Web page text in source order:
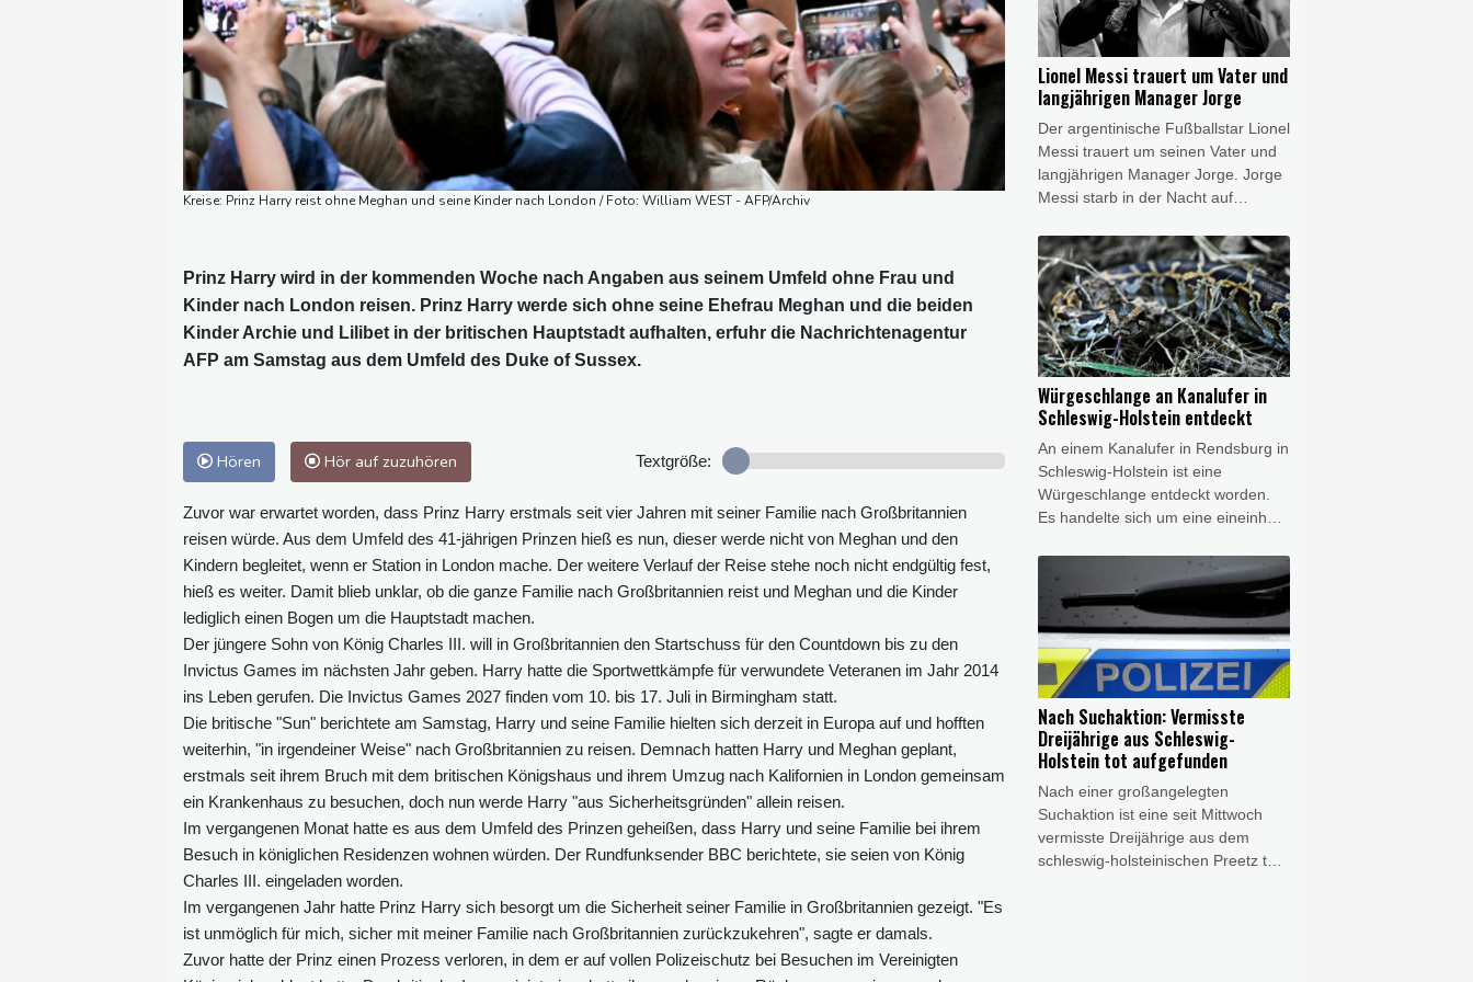
Kreise: Prinz Harry reist ohne Meghan und seine Kinder nach London / Foto: William WEST - AFP/Archiv
Prinz Harry wird in der kommenden Woche nach Angaben aus seinem Umfeld ohne Frau und
Kinder nach London reisen. Prinz Harry werde sich ohne seine Ehefrau Meghan und die beiden
Kinder Archie und Lilibet in der britischen Hauptstadt aufhalten, erfuhr die Nachrichtenagentur
AFP am Samstag aus dem Umfeld des Duke of Sussex.
Hören Hör auf zuzuhören Textgröße:
Zuvor war erwartet worden, dass Prinz Harry erstmals seit vier Jahren mit seiner Familie nach Großbritannien
reisen würde. Aus dem Umfeld des 41-jährigen Prinzen hieß es nun, dieser werde nicht von Meghan und den
Kindern begleitet, wenn er Station in London mache. Der weitere Verlauf der Reise stehe noch nicht endgültig fest,
hieß es weiter. Damit blieb unklar, ob die ganze Familie nach Großbritannien reist und Meghan und die Kinder
lediglich einen Bogen um die Hauptstadt machen.
Der jüngere Sohn von König Charles III. will in Großbritannien den Startschuss für den Countdown bis zu den
Invictus Games im nächsten Jahr geben. Harry hatte die Sportwettkämpfe für verwundete Veteranen im Jahr 2014
ins Leben gerufen. Die Invictus Games 2027 finden vom 10. bis 17. Juli in Birmingham statt.
Die britische "Sun" berichtete am Samstag, Harry und seine Familie hielten sich derzeit in Europa auf und hofften
weiterhin, "in irgendeiner Weise" nach Großbritannien zu reisen. Demnach hatten Harry und Meghan geplant,
erstmals seit ihrem Bruch mit dem britischen Königshaus und ihrem Umzug nach Kalifornien in London gemeinsam
ein Krankenhaus zu besuchen, doch nun werde Harry "aus Sicherheitsgründen" allein reisen.
Im vergangenen Monat hatte es aus dem Umfeld des Prinzen geheißen, dass Harry und seine Familie bei ihrem
Besuch in königlichen Residenzen wohnen würden. Der Rundfunksender BBC berichtete, sie seien von König
Charles III. eingeladen worden.
Im vergangenen Jahr hatte Prinz Harry sich besorgt um die Sicherheit seiner Familie in Großbritannien gezeigt. "Es
ist unmöglich für mich, sicher mit meiner Familie nach Großbritannien zurückzukehren", sagte er damals.
Zuvor hatte der Prinz einen Prozess verloren, in dem er auf vollen Polizeischutz bei Besuchen im Vereinigten
Samstag (Ortszeit). "Wir wissen
auch, dass einige Menschen
aufgrund der sich rasch ändernden
Lage eingeschlossen wurden", fügte
er hinzu.
Lionel Messi trauert um Vater und
langjährigen Manager Jorge
Der argentinische Fußballstar Lionel
Messi trauert um seinen Vater und
langjährigen Manager Jorge. Jorge
Messi starb in der Nacht auf
der argentinischen Großstadt
Rosario, wie die Klinik Sanatorio
Centro mitteilte. Zu den
medizinischen Umständen machten
die Ärzte auf Wunsch der Familie
keine Angaben.
Würgeschlange an Kanalufer in
Schleswig-Holstein entdeckt
An einem Kanalufer in Rendsburg in
Schleswig-Holstein ist eine
Würgeschlange entdeckt worden.
Es handelte sich um eine eineinhalb
Polizei in Neumünster am Freitag
mitteilte. Ein Spaziergänger hatte
demnach am Donnerstag die Polizei
auf eine größere Schlange
aufmerksam gemacht, die ihm nicht
heimisch vorkam. Polizisten fanden
das Tier dann tatsächlich am
Kanalufer und konnten es
einfangen.
Nach Suchaktion: Vermisste
Dreijährige aus Schleswig-
Holstein tot aufgefunden
Nach einer großangelegten
Suchaktion ist eine seit Mittwoch
vermisste Dreijährige aus dem
schleswig-holsteinischen Preetz tot